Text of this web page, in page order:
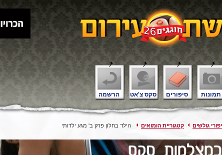
תמונות סיפורים סקס צ'אט הרשמה
גולשים קטגוריית הומואים הילד בחלון פרק ב' מגע ילדותי